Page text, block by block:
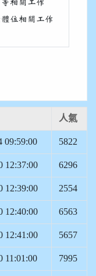
相關工作
位相關工作
人氣
09:59:00 5822
12:37:00 6296
12:39:00 2554
12:40:00 6563
12:41:00 5657
11:01:00 7995